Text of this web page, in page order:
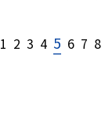
1 2 3 4 5 6 7 8